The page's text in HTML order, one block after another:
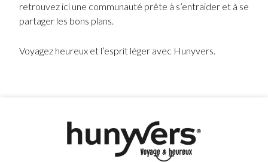
retrouvez ici une communauté prête à s’entraider et à se
partager les bons plans.
Voyagez heureux et l’esprit léger avec Hunyvers.